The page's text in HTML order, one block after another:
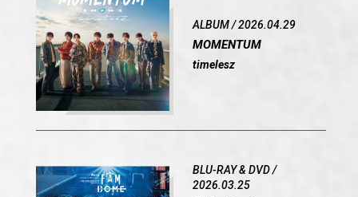
ALBUM / 2026.04.29
MOMENTUM
timelesz
BLU-RAY & DVD /
2026.03.25